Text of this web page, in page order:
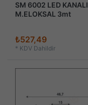
SM 6002 LED KANALI
M.ELOKSAL 3mt
₺527,49
* KDV Dahildir